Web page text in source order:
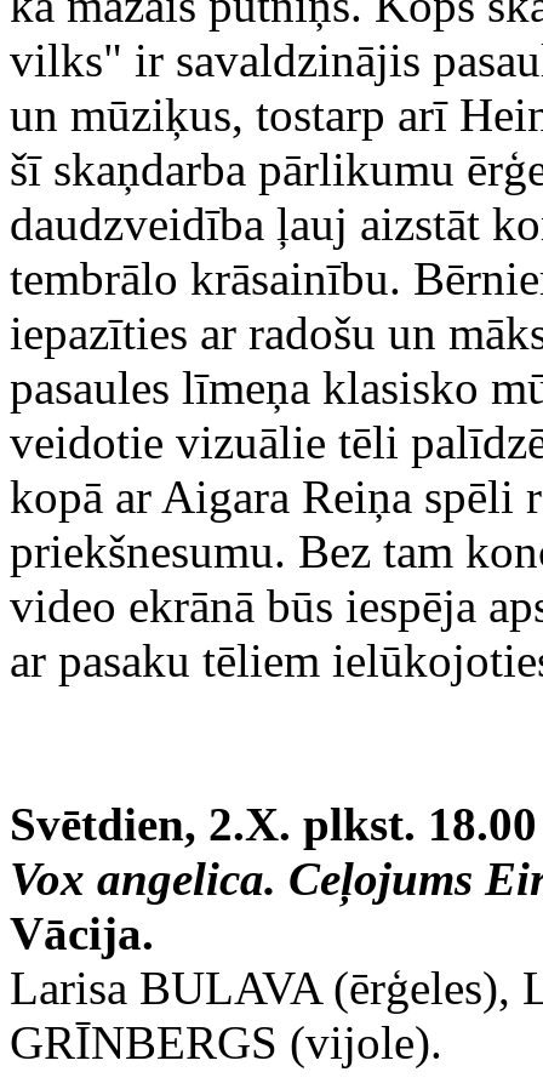
vilks" ir savaldzinājis
un mūziķus, tostarp arī
šī skaņdarba pārlikumu
daudzveidība ļauj aizstāt
tembrālo krāsainību.
iepazīties ar radošu un
pasaules līmeņa klasisko
veidotie vizuālie tēli
kopā ar Aigara Reiņa
priekšnesumu. Bez tam
video ekrānā būs iespēja
ar pasaku tēliem
Svētdien, 2.X. plkst. 18.00
Vox angelica. Ceļojums
Vācija.
‍Larisa BULAVA (ērģeles),
GRĪNBERGS (vijole).